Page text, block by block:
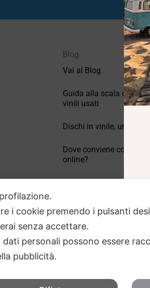
Blog
Vai al Blog
Guida alla scala di
vinili usati
Dischi in vinile, un po’ di
Dove conviene comprare
online?
i cookie premendo i pulsanti
senza accettare.
personali possono essere
pubblicità.